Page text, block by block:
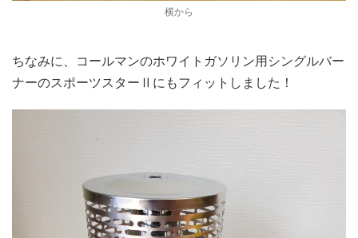
横から
ちなみに、コールマンのホワイトガソリン用シングルバー
ナーのスポーツスターⅡにもフィットしました！